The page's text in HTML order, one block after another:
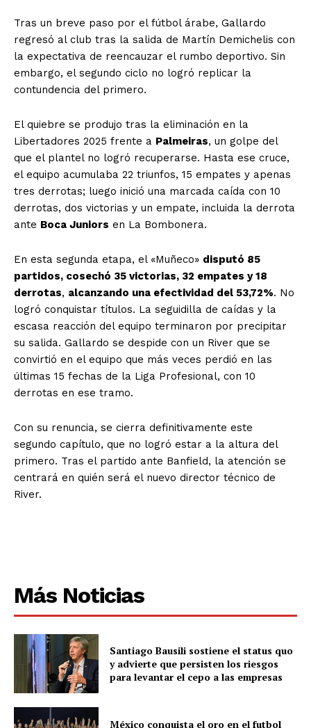
Tras un breve paso por el fútbol árabe, Gallardo
regresó al club tras la salida de Martín Demichelis con
la expectativa de reencauzar el rumbo deportivo. Sin
embargo, el segundo ciclo no logró replicar la
contundencia del primero.
El quiebre se produjo tras la eliminación en la
Libertadores 2025 frente a Palmeiras, un golpe del
que el plantel no logró recuperarse. Hasta ese cruce,
el equipo acumulaba 22 triunfos, 15 empates y apenas
tres derrotas; luego inició una marcada caída con 10
derrotas, dos victorias y un empate, incluida la derrota
ante Boca Juniors en La Bombonera.
En esta segunda etapa, el «Muñeco» disputó 85
partidos, cosechó 35 victorias, 32 empates y 18
derrotas, alcanzando una efectividad del 53,72%. No
logró conquistar títulos. La seguidilla de caídas y la
escasa reacción del equipo terminaron por precipitar
su salida. Gallardo se despide con un River que se
convirtió en el equipo que más veces perdió en las
últimas 15 fechas de la Liga Profesional, con 10
derrotas en ese tramo.
Con su renuncia, se cierra definitivamente este
segundo capítulo, que no logró estar a la altura del
primero. Tras el partido ante Banfield, la atención se
centrará en quién será el nuevo director técnico de
River.
Más Noticias
Santiago Bausili sostiene el status quo
y advierte que persisten los riesgos
para levantar el cepo a las empresas
México conquista el oro en el futbol